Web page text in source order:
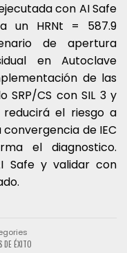
con AI Safe
un HRNt = 587.9
de apertura
en Autoclave
de las
SRP/CS con SIL 3 y
reducirá el riesgo a
convergencia de IEC
el diagnostico.
Safe y validar con
DE ÉXITO